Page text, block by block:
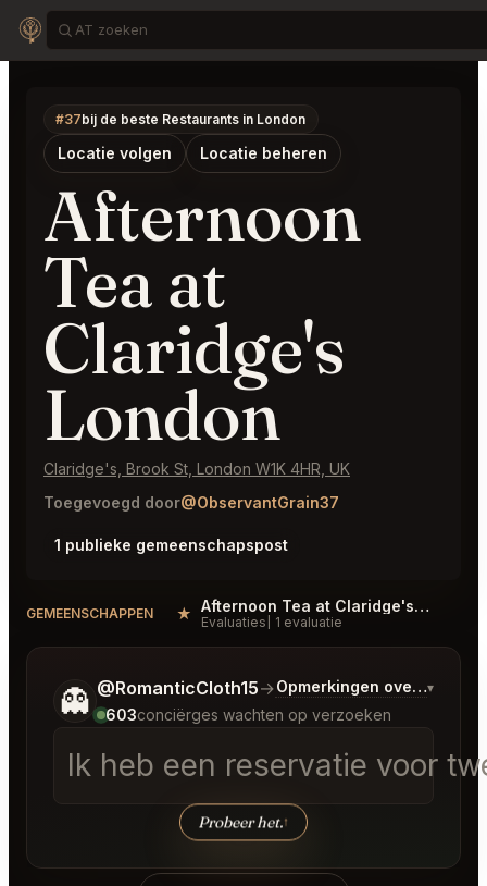
#37bij de beste Restaurants in London
Locatie volgen Locatie beheren
Afternoon
Tea at
Claridge's
London
Claridge's, Brook St, London W1K 4HR, UK
Toegevoegd door@ObservantGrain37
1 publieke gemeenschapspost
GEMEENSCHAPPEN ★ Afternoon Tea at Claridge's London Reviews
Evaluaties 1 evaluatie
👻 @RomanticCloth15→Opmerkingen over Laatste
▾
603conciërges wachten op verzoeken
Ik heb een reservatie voor
Probeer het.↑
Vertel me wat je wilt.